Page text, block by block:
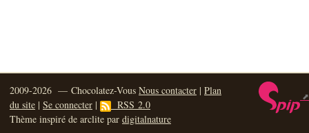
2009-2026 — Chocolatez-Vous Nous contacter | Plan
du site | Se connecter |
RSS 2.0
Thème inspiré de arclite par digitalnature